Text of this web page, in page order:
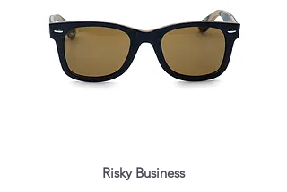
Risky Business